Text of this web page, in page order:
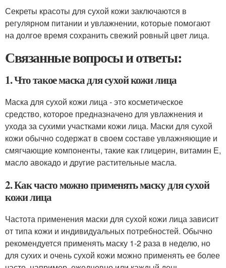
Секреты красоты для сухой кожи заключаются в
регулярном питании и увлажнении, которые помогают
на долгое время сохранить свежий ровный цвет лица.
Связанные вопросы и ответы:
1. Что такое маска для сухой кожи лица
Маска для сухой кожи лица - это косметическое
средство, которое предназначено для увлажнения и
ухода за сухими участками кожи лица. Маски для сухой
кожи обычно содержат в своем составе увлажняющие и
смягчающие компоненты, такие как глицерин, витамин Е,
масло авокадо и другие растительные масла.
2. Как часто можно применять маску для сухой
кожи лица
Частота применения маски для сухой кожи лица зависит
от типа кожи и индивидуальных потребностей. Обычно
рекомендуется применять маску 1-2 раза в неделю, но
для сухих и очень сухой кожи можно применять ее более